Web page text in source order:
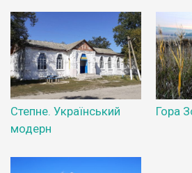
Степне. Український
модерн
Гора